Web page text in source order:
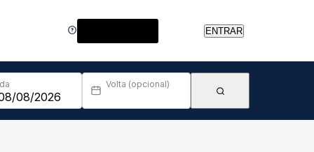
ENTRAR
Volta (opcional)